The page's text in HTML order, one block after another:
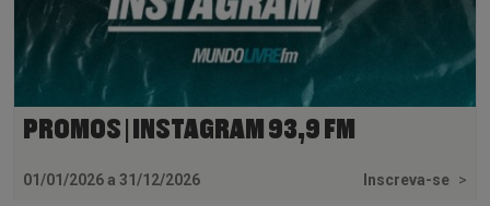
PROMOS | INSTAGRAM 93,9 FM
01/01/2026 a 31/12/2026 Inscreva-se >